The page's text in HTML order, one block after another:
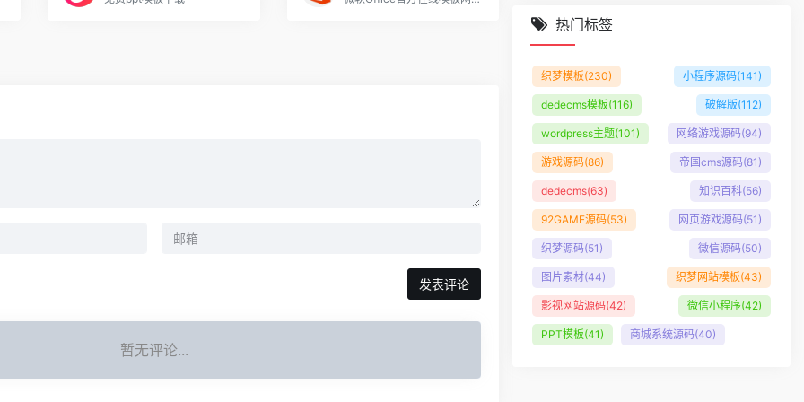
发表评论
暂无评论...
热门标签
织梦模板(230) 小程序源码(141)
dedecms模板(116) 破解版(112)
wordpress主题(101) 网络游戏源码(94)
游戏源码(86) 帝国cms源码(81)
dedecms(63) 知识百科(56)
92GAME源码(53) 网页游戏源码(51)
织梦源码(51) 微信源码(50)
图片素材(44) 织梦网站模板(43)
影视网站源码(42) 微信小程序(42)
PPT模板(41) 商城系统源码(40)